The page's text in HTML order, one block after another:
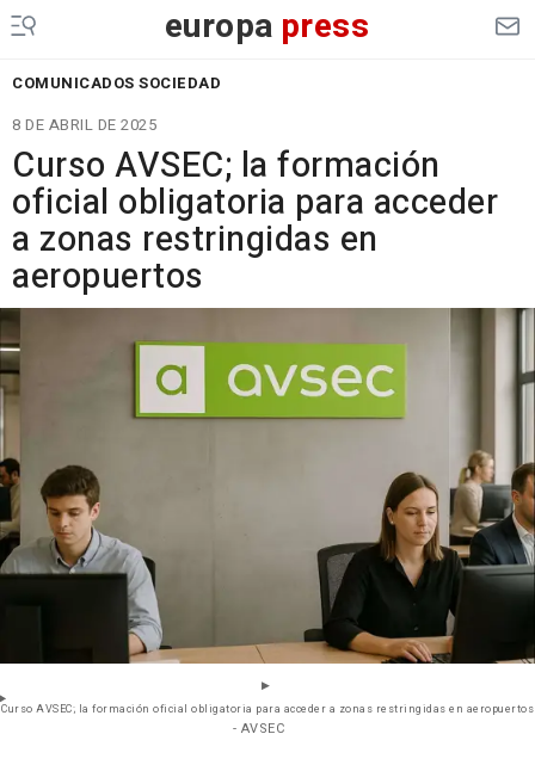
europa press
COMUNICADOS SOCIEDAD
8 DE ABRIL DE 2025
Curso AVSEC; la formación
oficial obligatoria para acceder
a zonas restringidas en
aeropuertos
Curso AVSEC; la formación oficial obligatoria para acceder a zonas restringidas en aeropuertos
- AVSEC